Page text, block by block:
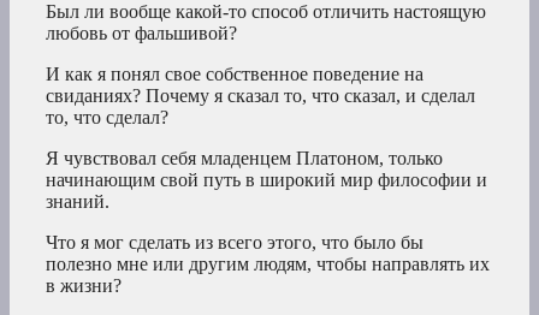
Был ли вообще какой-то способ отличить настоящую
любовь от фальшивой?
И как я понял свое собственное поведение на
свиданиях? Почему я сказал то, что сказал, и сделал
то, что сделал?
Я чувствовал себя младенцем Платоном, только
начинающим свой путь в широкий мир философии и
знаний.
Что я мог сделать из всего этого, что было бы
полезно мне или другим людям, чтобы направлять их
в жизни?